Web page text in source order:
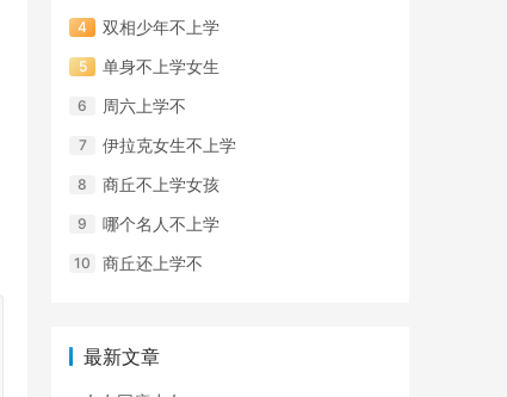
双相少年不上学
单身不上学女生
周六上学不
伊拉克女生不上学
商丘不上学女孩
哪个名人不上学
商丘还上学不
最新文章